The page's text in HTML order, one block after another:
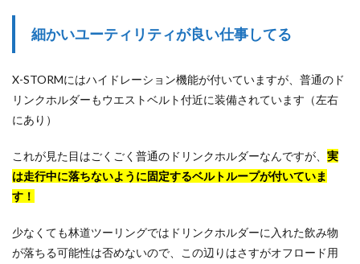
細かいユーティリティが良い仕事してる
X-STORMにはハイドレーション機能が付いていますが、普通のド
リンクホルダーもウエストベルト付近に装備されています（左右
にあり）
これが見た目はごくごく普通のドリンクホルダーなんですが、 実
は走行中に落ちないように固定するベルトループが付いていま
す！
少なくても林道ツーリングではドリンクホルダーに入れた飲み物
が落ちる可能性は否めないので、この辺りはさすがオフロード用